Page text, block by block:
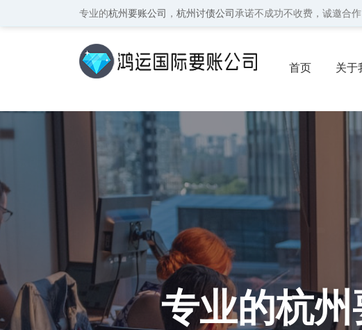
专业的杭州要账公司 ， 杭州讨债公司 承诺不成功不收费，诚邀合作
首页 关于
保密协议
专业的杭